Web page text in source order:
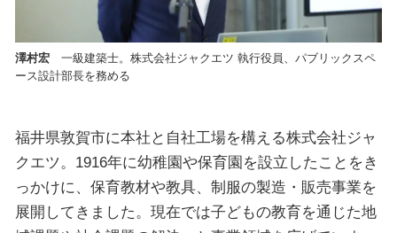
澤村宏一級建築士。株式会社ジャクエツ 執行役員、パブリックスペ
ース設計部長を務める
福井県敦賀市に本社と自社工場を構える株式会社ジャ
クエツ。1916年に幼稚園や保育園を設立したことをき
っかけに、保育教材や教具、制服の製造・販売事業を
展開してきました。現在では子どもの教育を通じた地